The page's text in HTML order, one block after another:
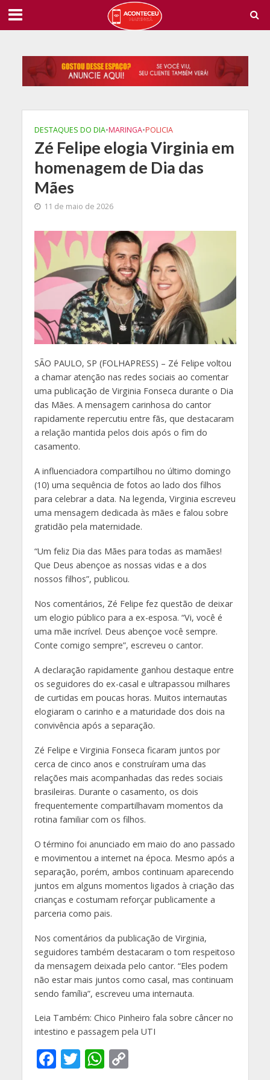
DESTAQUES DO DIA•MARINGA•POLICIA
Zé Felipe elogia Virginia em
homenagem de Dia das
Mães
11 de maio de 2026
SÃO PAULO, SP (FOLHAPRESS) – Zé Felipe voltou
a chamar atenção nas redes sociais ao comentar
uma publicação de Virginia Fonseca durante o Dia
das Mães. A mensagem carinhosa do cantor
rapidamente repercutiu entre fãs, que destacaram
a relação mantida pelos dois após o fim do
casamento.
A influenciadora compartilhou no último domingo
(10) uma sequência de fotos ao lado dos filhos
para celebrar a data. Na legenda, Virginia escreveu
uma mensagem dedicada às mães e falou sobre
gratidão pela maternidade.
“Um feliz Dia das Mães para todas as mamães!
Que Deus abençoe as nossas vidas e a dos
nossos filhos”, publicou.
Nos comentários, Zé Felipe fez questão de deixar
um elogio público para a ex-esposa. “Vi, você é
uma mãe incrível. Deus abençoe você sempre.
Conte comigo sempre”, escreveu o cantor.
A declaração rapidamente ganhou destaque entre
os seguidores do ex-casal e ultrapassou milhares
de curtidas em poucas horas. Muitos internautas
elogiaram o carinho e a maturidade dos dois na
convivência após a separação.
Zé Felipe e Virginia Fonseca ficaram juntos por
cerca de cinco anos e construíram uma das
relações mais acompanhadas das redes sociais
brasileiras. Durante o casamento, os dois
frequentemente compartilhavam momentos da
rotina familiar com os filhos.
O término foi anunciado em maio do ano passado
e movimentou a internet na época. Mesmo após a
separação, porém, ambos continuam aparecendo
juntos em alguns momentos ligados à criação das
crianças e costumam reforçar publicamente a
parceria como pais.
Nos comentários da publicação de Virginia,
seguidores também destacaram o tom respeitoso
da mensagem deixada pelo cantor. “Eles podem
não estar mais juntos como casal, mas continuam
sendo família”, escreveu uma internauta.
Leia Também: Chico Pinheiro fala sobre câncer no
intestino e passagem pela UTI
F T W C